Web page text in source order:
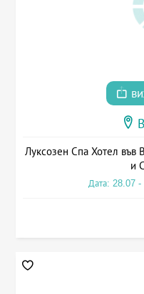
Луксозен Спа Хотел във
и
Дата: 28.07